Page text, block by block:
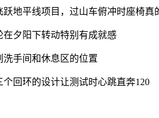
地平线项目，过山车俯冲时座椅真
在夕阳下转动特别有成就感
洗手间和休息区的位置
回环的设计让测试时心跳直奔120